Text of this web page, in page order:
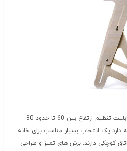
میز لپ تاپ چوبی مدل تاشو با قابلیت تنظیم ارتفاع بین 60 تا حدود 80
دارد یک انتخاب بسیار مناسب برای خانه
کوچکی دارند. برش های تمیز و طراحی